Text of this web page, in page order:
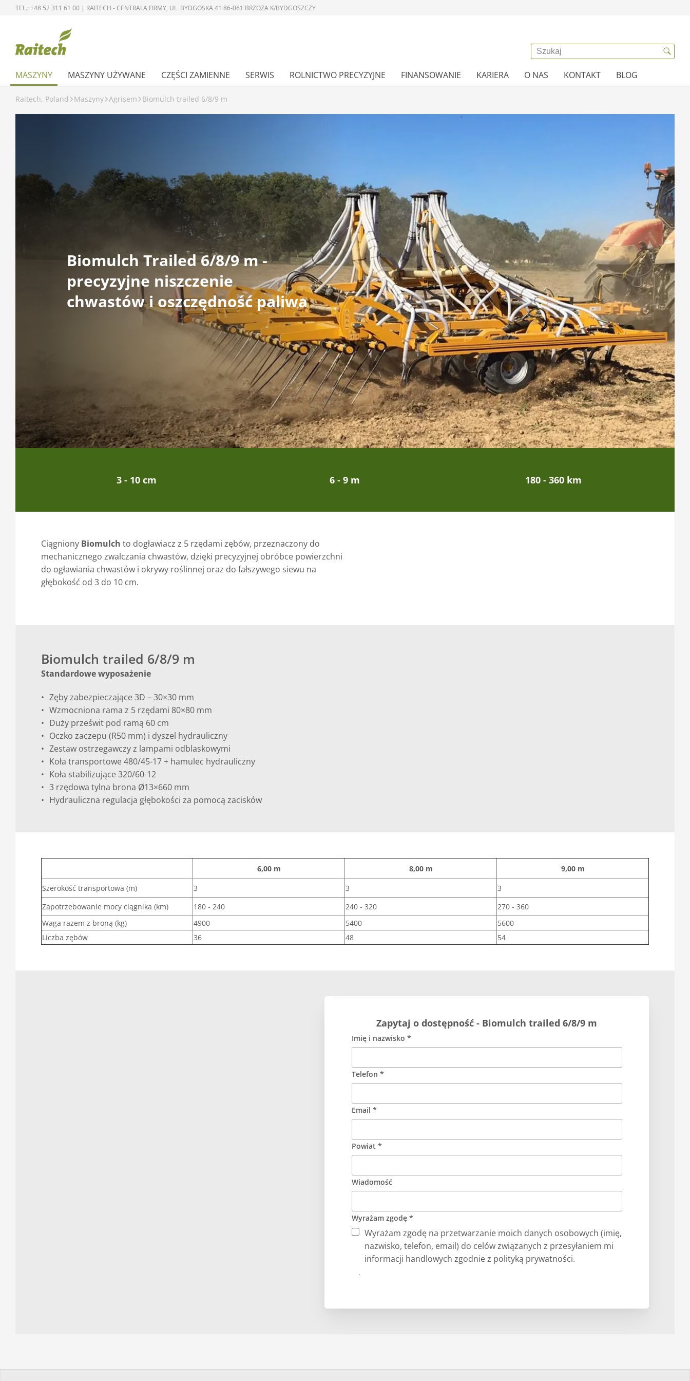
TEL.: +48 52 311 61 00 | RAITECH - CENTRALA FIRMY, UL. BYDGOSKA 41 86-061 BRZOZA K/BYDGOSZCZY
MASZYNY MASZYNY UŻYWANE CZĘŚCI ZAMIENNE SERWIS ROLNICTWO PRECYZYJNE FINANSOWANIE KARIERA O NAS KONTAKT BLOG
Raitech, Poland Maszyny Agrisem Biomulch trailed 6/8/9 m
Biomulch Trailed 6/8/9 m -
precyzyjne niszczenie
chwastów i oszczędność paliwa
3 - 10 cm 6 - 9 m 180 - 360 km
Ciągniony Biomulch to dogławiacz z 5 rzędami zębów, przeznaczony do
mechanicznego zwalczania chwastów, dzięki precyzyjnej obróbce powierzchni
do ogławiania chwastów i okrywy roślinnej oraz do fałszywego siewu na
głębokość od 3 do 10 cm.
Biomulch trailed 6/8/9 m
Standardowe wyposażenie
Zęby zabezpieczające 3D – 30×30 mm
Wzmocniona rama z 5 rzędami 80×80 mm
Duży prześwit pod ramą 60 cm
Oczko zaczepu (R50 mm) i dyszel hydrauliczny
Zestaw ostrzegawczy z lampami odblaskowymi
Koła transportowe 480/45-17 + hamulec hydrauliczny
Koła stabilizujące 320/60-12
3 rzędowa tylna brona Ø13×660 mm
Hydrauliczna regulacja głębokości za pomocą zacisków
6,00 m 8,00 m
9,00 m
Szerokość transportowa (m)
3 3
3
Zapotrzebowanie mocy ciągnika (km)
180 - 240 240 - 320
270 - 360
Waga razem z broną (kg)
4900 5400
5600
Liczba zębów
36 48 54
Zapytaj o dostępność - Biomulch trailed 6/8/9 m
Imię i nazwisko *
Telefon *
Email *
Powiat *
Wiadomość
Wyrażam zgodę *
Wyrażam zgodę na przetwarzanie moich danych osobowych (imię,
nazwisko, telefon, email) do celów związanych z przesyłaniem mi
informacji handlowych zgodnie z polityką prywatności.
Prześlij